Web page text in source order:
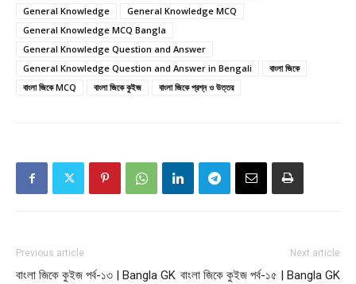
General Knowledge
General Knowledge MCQ
General Knowledge MCQ Bangla
General Knowledge Question and Answer
General Knowledge Question and Answer in Bengali
বাংলা জিকে
বাংলা জিকে MCQ
বাংলা জিকে কুইজ বাংলা জিকে প্রশ্ন ও উত্তর
Previous article
বাংলা জিকে কুইজ পর্ব-১৩ | Bangla GK
Next article
বাংলা জিকে কুইজ পর্ব-১৫ | Bangla GK